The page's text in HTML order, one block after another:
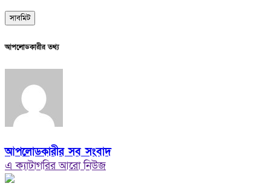
আপলোডকারীর তথ্য
আপলোডকারীর সব সংবাদ
এ ক্যাটাগরির আরো নিউজ